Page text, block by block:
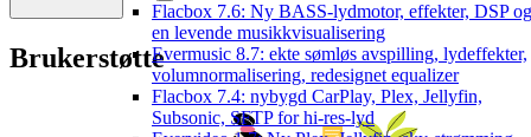
Flacbox 7.6: Ny BASS-lydmotor, effekter, DSP og
en levende musikkvisualisering
Evermusic 8.7: ekte sømløs avspilling, lydeffekter,
volumnormalisering, redesignet equalizer
Flacbox 7.4: nybygd CarPlay, Plex, Jellyfin,
Subsonic, SFTP for hi-res-lyd
Brukerstøtte